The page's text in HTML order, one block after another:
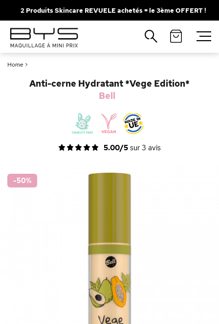
2 Produits Skincare REVUELE achetés = le 3ème OFFERT !
Home >
Anti-cerne Hydratant *Vege Edition*
Bell
5.00/5 sur 3 avis
-50%
Fermer
Recherches populaires
Rouge à Lèvres